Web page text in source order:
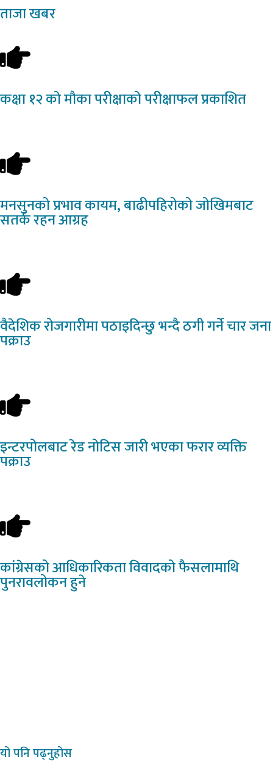
ताजाखबर
कक्षा१२ को मौका परीक्षाको परीक्षाफल प्रकाशित
मनसुनकोप्रभाव कायम, बाढीपहिरोको जोखिमबाट
सतर्क रहन आग्रह
वैदेशिकरोजगारीमा पठाइदिन्छु भन्दै ठगी गर्ने चार जना
पक्राउ
इन्टरपोलबाटरेड नोटिस जारी भएका फरार व्यक्ति
पक्राउ
कांग्रेसकोआधिकारिकता विवादको फैसलामाथि
पुनरावलोकन हुने
योपनि पढ्नुहोस